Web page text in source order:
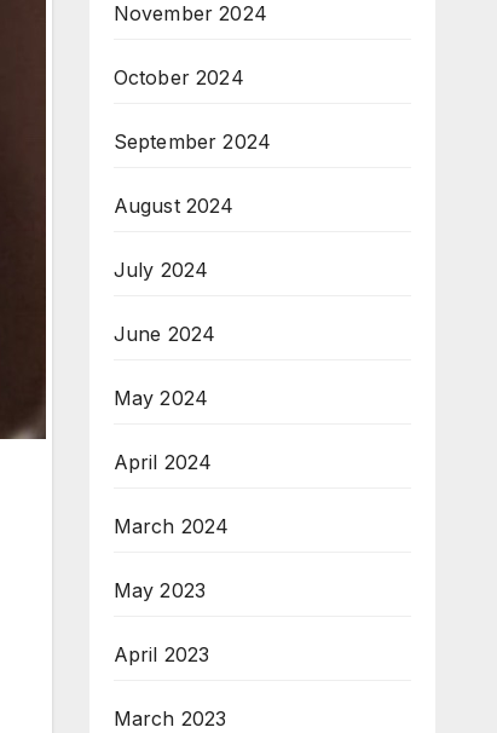
November 2024
October 2024
September 2024
August 2024
July 2024
June 2024
May 2024
April 2024
March 2024
May 2023
April 2023
March 2023